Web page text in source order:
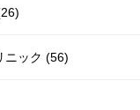
ニック (56)